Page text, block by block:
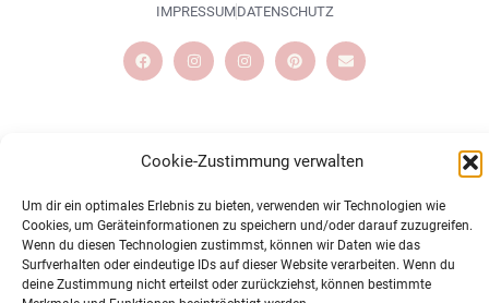
Cookie-Zustimmung verwalten
Um dir ein optimales Erlebnis zu bieten, verwenden wir Technologien wie
Cookies, um Geräteinformationen zu speichern und/oder darauf zuzugreifen.
Wenn du diesen Technologien zustimmst, können wir Daten wie das
Surfverhalten oder eindeutige IDs auf dieser Website verarbeiten. Wenn du
deine Zustimmung nicht erteilst oder zurückziehst, können bestimmte
IMPRESSUMDATENSCHUTZ